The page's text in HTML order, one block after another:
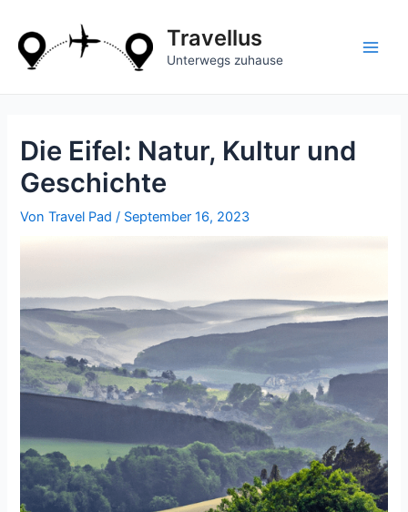
Inhalt
springen
Travellus
Unterwegs zuhause
Die Eifel: Natur, Kultur und
Geschichte
VonTravel Pad/ September 16, 2023